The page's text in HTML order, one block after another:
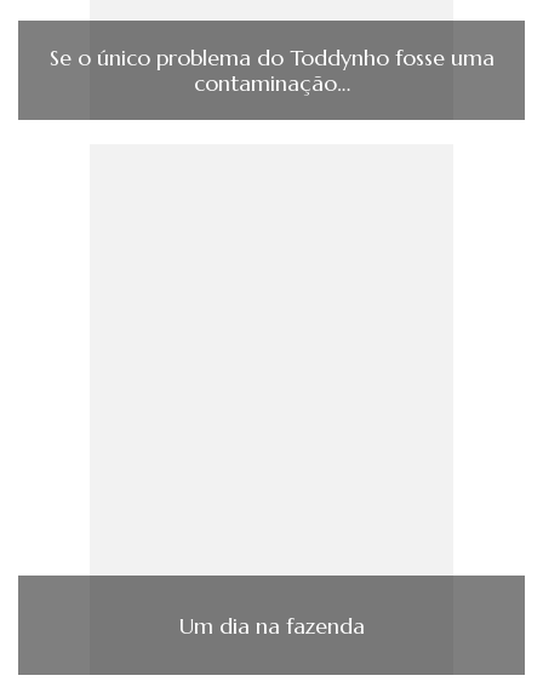
Se o único problema do Toddynho fosse uma
contaminação…
Um dia na fazenda